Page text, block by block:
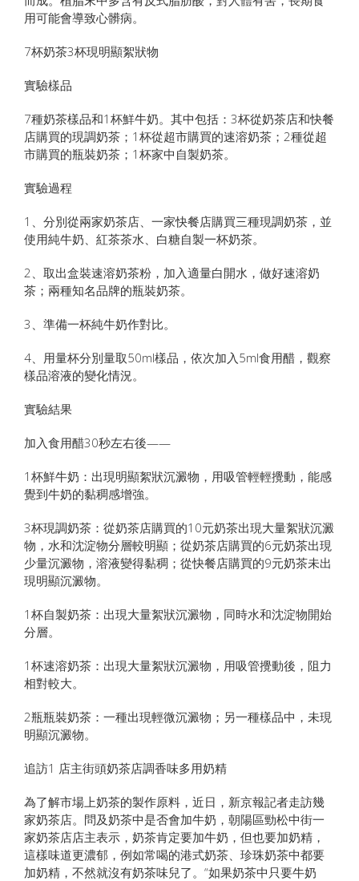
用可能會導致心髒病。
7杯奶茶3杯現明顯絮狀物
實驗樣品
7種奶茶樣品和1杯鮮牛奶。其中包括：3杯從奶茶店和快餐
店購買的現調奶茶；1杯從超市購買的速溶奶茶；2種從超
市購買的瓶裝奶茶；1杯家中自製奶茶。
實驗過程
1、分別從兩家奶茶店、一家快餐店購買三種現調奶茶，並
使用純牛奶、紅茶茶水、白糖自製一杯奶茶。
2、取出盒裝速溶奶茶粉，加入適量白開水，做好速溶奶
茶；兩種知名品牌的瓶裝奶茶。
3、準備一杯純牛奶作對比。
4、用量杯分別量取50ml樣品，依次加入5ml食用醋，觀察
樣品溶液的變化情況。
實驗結果
加入食用醋30秒左右後——
1杯鮮牛奶：出現明顯絮狀沉澱物，用吸管輕輕攪動，能感
覺到牛奶的黏稠感增強。
3杯現調奶茶：從奶茶店購買的10元奶茶出現大量絮狀沉澱
物，水和沈淀物分層較明顯；從奶茶店購買的6元奶茶出現
少量沉澱物，溶液變得黏稠；從快餐店購買的9元奶茶未出
現明顯沉澱物。
1杯自製奶茶：出現大量絮狀沉澱物，同時水和沈淀物開始
分層。
1杯速溶奶茶：出現大量絮狀沉澱物，用吸管攪動後，阻力
相對較大。
2瓶瓶裝奶茶：一種出現輕微沉澱物；另一種樣品中，未現
明顯沉澱物。
追訪1 店主街頭奶茶店調香味多用奶精
為了解市場上奶茶的製作原料，近日，新京報記者走訪幾
家奶茶店。問及奶茶中是否會加牛奶，朝陽區勁松中街一
家奶茶店店主表示，奶茶肯定要加牛奶，但也要加奶精，
這樣味道更濃郁，例如常喝的港式奶茶、珍珠奶茶中都要
加奶精，不然就沒有奶茶味兒了。“如果奶茶中只要牛奶